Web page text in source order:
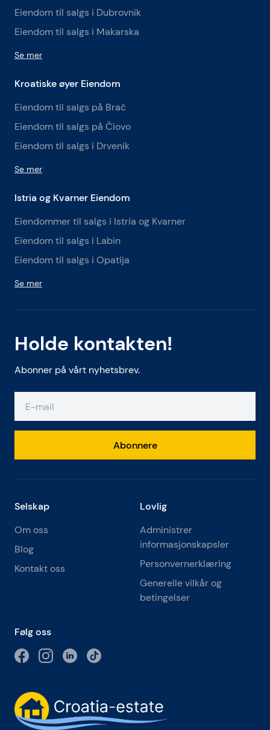
Holde kontakten!
Abonner på vårt nyhetsbrev.
Abonnere
Eiendom til salgs i Dubrovnik
Eiendom til salgs i Makarska
Se mer
Kroatiske øyer Eiendom
Eiendom til salgs på Brač
Eiendom til salgs på Čiovo
Eiendom til salgs i Drvenik
Se mer
Istria og Kvarner Eiendom
Eiendommer til salgs i Istria og Kvarner
Eiendom til salgs i Labin
Eiendom til salgs i Opatija
Se mer
Selskap
Om oss
Blog
Kontakt oss
Lovlig
Administrer
informasjonskapsler
Personvernerklæring
Generelle vilkår og
betingelser
Følg oss